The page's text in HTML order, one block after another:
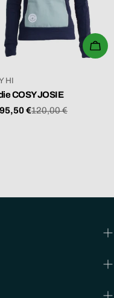
SIE OPTIONEN
HI
COSY JOSIE
€120,00 €